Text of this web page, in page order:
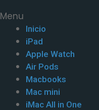
Menu
Inicio
iPad
Apple Watch
Air Pods
Macbooks
Mac mini
iMac All in One